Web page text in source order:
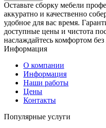
Оставьте сборку мебели
аккуратно и качественно
удобное для вас время.
доступные цены и чистота
наслаждайтесь комфортом
Информация
О компании
Информация
Наши работы
Цены
Контакты
Популярные услуги